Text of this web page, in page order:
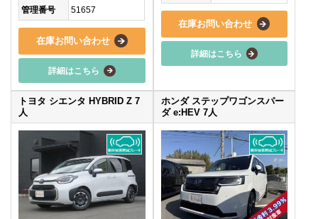
管理番号 51657
在庫お問い合わせ
詳細はこちら
在庫お問い合わせ
詳細はこちら
トヨタ シエンタ HYBRID Z 7
人
ホンダ ステップワゴンスパー
ダ e:HEV 7人